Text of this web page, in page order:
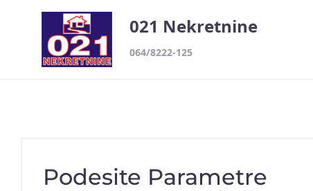
021 Nekretnine
064/8222-125
Podesite Parametre